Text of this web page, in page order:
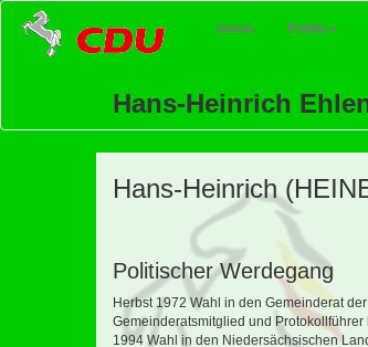
Home
(current) Politik
Hans-Heinrich
Hans-Heinrich
Politischer Werdegang
Herbst 1972 Wahl in den Gemeinderat
Gemeinderatsmitglied und
1994 Wahl in den Niedersächsischen